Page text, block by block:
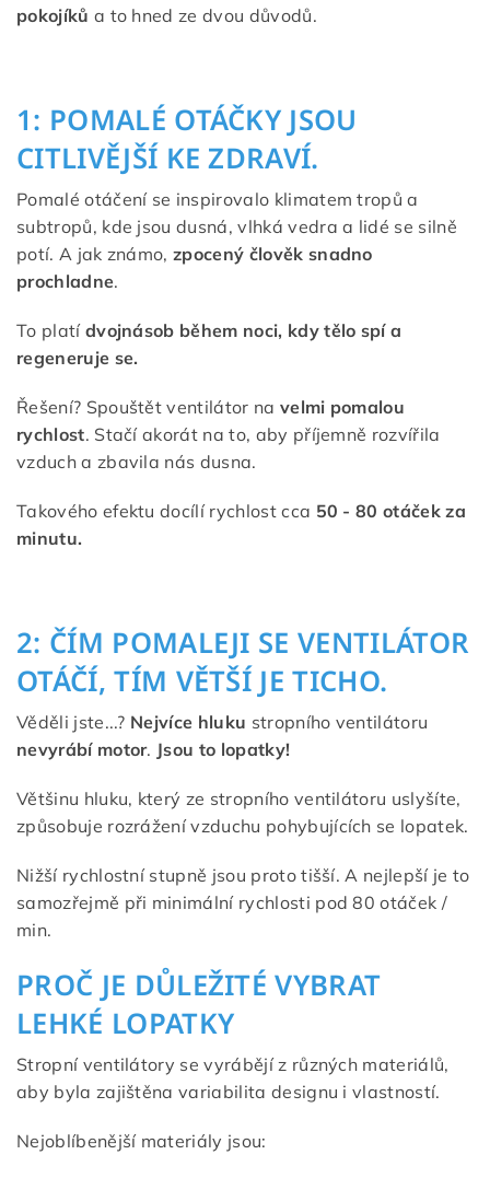
pokojíků a to hned ze dvou důvodů.
1: POMALÉ OTÁČKY JSOU
CITLIVĚJŠÍ KE ZDRAVÍ.
Pomalé otáčení se inspirovalo klimatem tropů a
subtropů, kde jsou dusná, vlhká vedra a lidé se silně
potí. A jak známo,zpocený člověk snadno
prochladne.
To platí dvojnásob během noci, kdy tělo spí a
regeneruje se.
Řešení? Spouštět ventilátor na velmi pomalou
rychlost. Stačí akorát na to, aby příjemně rozvířila
vzduch a zbavila nás dusna.
Takového efektu docílí rychlost cca 50 - 80 otáček za
minutu.
2: ČÍM POMALEJI SE VENTILÁTOR
OTÁČÍ, TÍM VĚTŠÍ JE TICHO.
Věděli jste...? Nejvíce hluku stropního ventilátoru
nevyrábí motor. Jsou to lopatky!
Většinu hluku, který ze stropního ventilátoru uslyšíte,
způsobuje rozrážení vzduchu pohybujících se lopatek.
Nižší rychlostní stupně jsou proto tišší. A nejlepší je to
samozřejmě při minimální rychlosti pod 80 otáček /
min.
PROČ JE DŮLEŽITÉ VYBRAT
LEHKÉ LOPATKY
Stropní ventilátory se vyrábějí z různých materiálů,
aby byla zajištěna variabilita designu i vlastností.
Nejoblíbenější materiály jsou: